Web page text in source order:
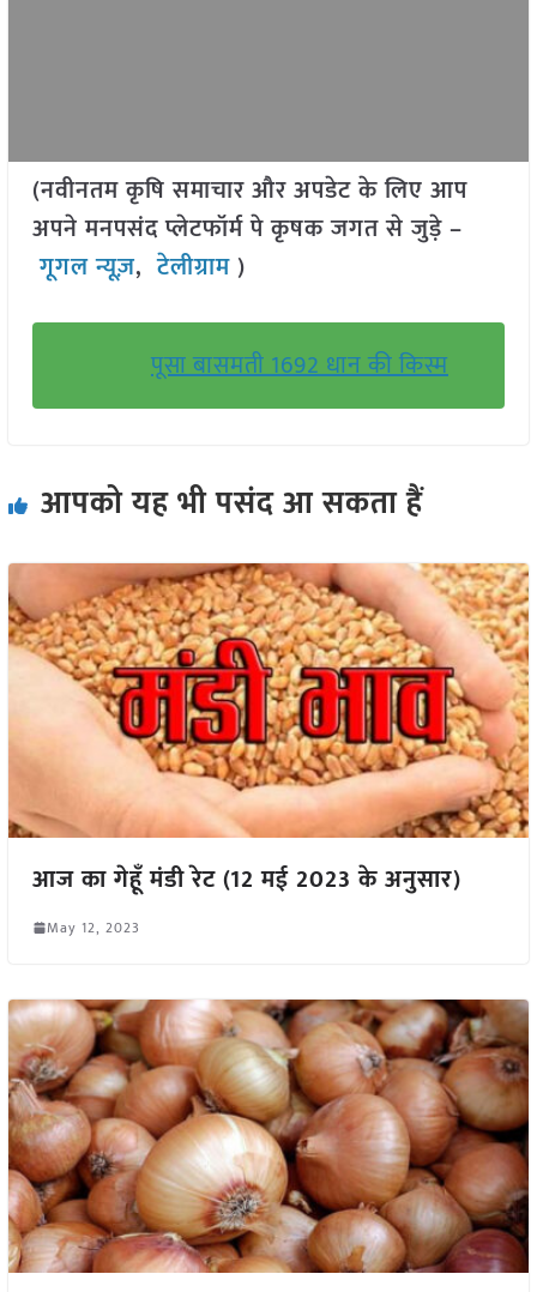
(नवीनतम कृषि समाचार और अपडेट के लिए आप
अपने मनपसंद प्लेटफॉर्म पे कृषक जगत से जुड़े –
गूगल न्यूज़,टेलीग्राम )
पूसा बासमती 1692 धान की किस्म
आपको यह भी पसंद आ सकता हैं
आज का गेहूँ मंडी रेट (12 मई 2023 के अनुसार)
May 12, 2023